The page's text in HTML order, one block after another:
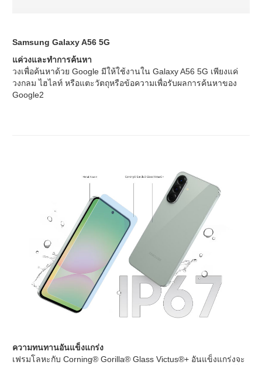
Samsung Galaxy A56 5G
แค่วงและทำการค้นหา
วงเพื่อค้นหาด้วย Google มีให้ใช้งานใน Galaxy A56 5G เพียงแค่
วงกลม ไฮไลท์ หรือแตะวัตถุหรือข้อความเพื่อรับผลการค้นหาของ
Google2
ความทนทานอันแข็งแกร่ง
เฟรมโลหะกับ Corning® Gorilla® Glass Victus®+ อันแข็งแกร่งจะ